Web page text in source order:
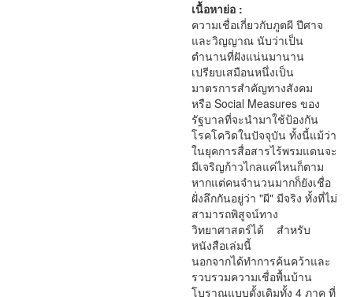
เนื้อหาย่อ :
ความเชื่อเกี่ยวกับภูตผี ปีศาจ
และวิญญาณ นับว่าเป็น
ตำนานที่ฝังแน่นมานาน
เปรียบเสมือนหนึ่งเป็น
มาตรการสำคัญทางสังคม
หรือ Social Measures ของ
รัฐบาลที่จะนำมาใช้ป้องกัน
โรคโควิดในปัจจุบัน ทั้งนี้แม้ว่า
ในยุคการสื่อสารไร้พรมแดนจะ
มีเจริญก้าวไกลแค่ไหนก็ตาม
หากแต่คนจำนวนมากก็ยังเชื่อ
ฝั่งลึกกันอยู่ว่า "ผี" มีจริง ทั้งที่ไม่
สามารถพิสูจน์ทาง
วิทยาศาสตร์ได้ สำหรับ
หนังสือเล่มนี้
นอกจากได้ทำการค้นคว้าและ
รวบรวมความเชื่อพื้นบ้าน
โบราณแบบดั้งเดิมทั้ง 4 ภาค ที่